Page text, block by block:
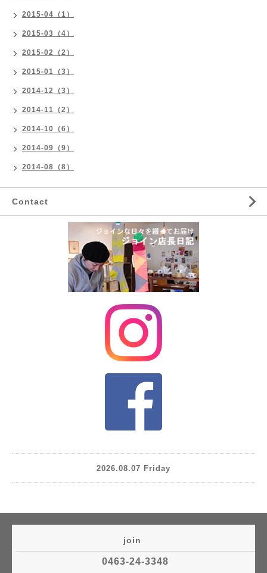
2015-04（1）
2015-03（4）
2015-02（2）
2015-01（3）
2014-12（3）
2014-11（2）
2014-10（6）
2014-09（9）
2014-08（8）
Contact
2026.08.07 Friday
join
0463-24-3348